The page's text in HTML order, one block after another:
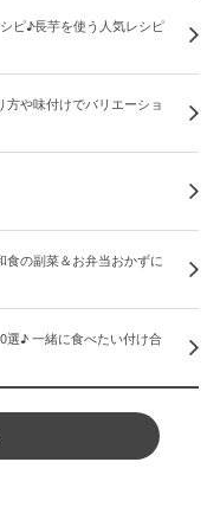
ピ♪長芋を使う人気レシピ
や味付けでバリエーショ
食の副菜＆お弁当おかずに
選♪ 一緒に食べたい付け合